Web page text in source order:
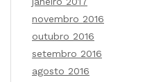
novembro 2016
outubro 2016
setembro 2016
agosto 2016